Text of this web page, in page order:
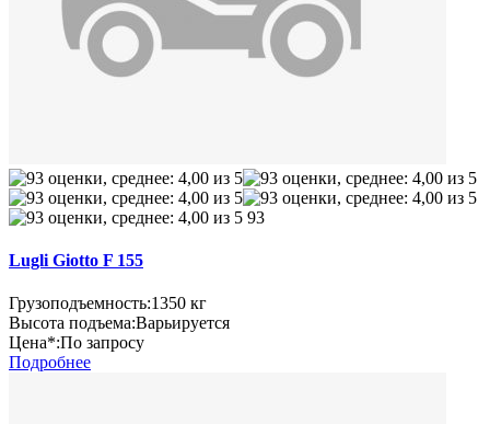
93
Lugli Giotto F 155
Грузоподъемность:1350 кг
Высота подъема:Варьируется
Цена*:По запросу
Подробнее